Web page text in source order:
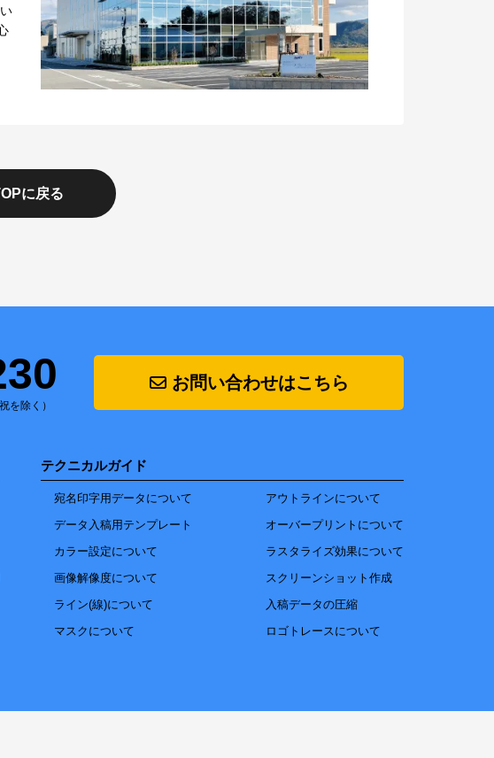
に戻る
を除く）
お問い合わせはこちら
テクニカルガイド
宛名印字用データについて
データ入稿用テンプレート
カラー設定について
画像解像度について
ライン(線)について
マスクについて
アウトラインについて
オーバープリントについて
ラスタライズ効果について
スクリーンショット作成
入稿データの圧縮
ロゴトレースについて